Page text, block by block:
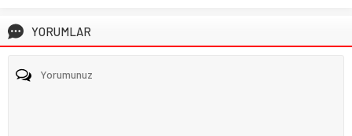
YORUMLAR